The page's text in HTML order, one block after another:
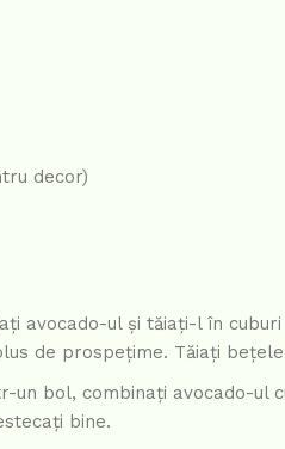
decor)
avocado-ul și tăiați-l în
de prospețime. Tăiați
un bol, combinați avocado-ul
bine.